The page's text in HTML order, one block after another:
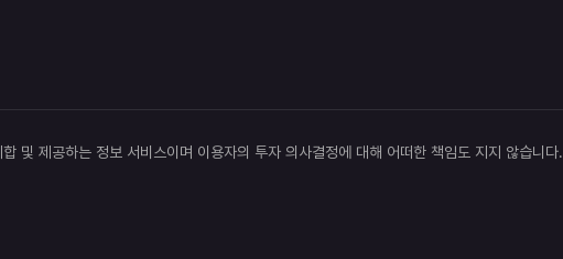
및 제공하는 정보 서비스이며 이용자의 투자 의사결정에 대해 어떠한 책임도 지지 않습니다.